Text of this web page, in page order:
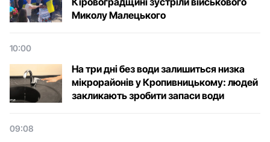
Микoлу Малецькoгo
10:00
На три дні без води залишиться низка
мікрорайонів у Кропивницькому: людей
закликають зробити запаси води
09:08